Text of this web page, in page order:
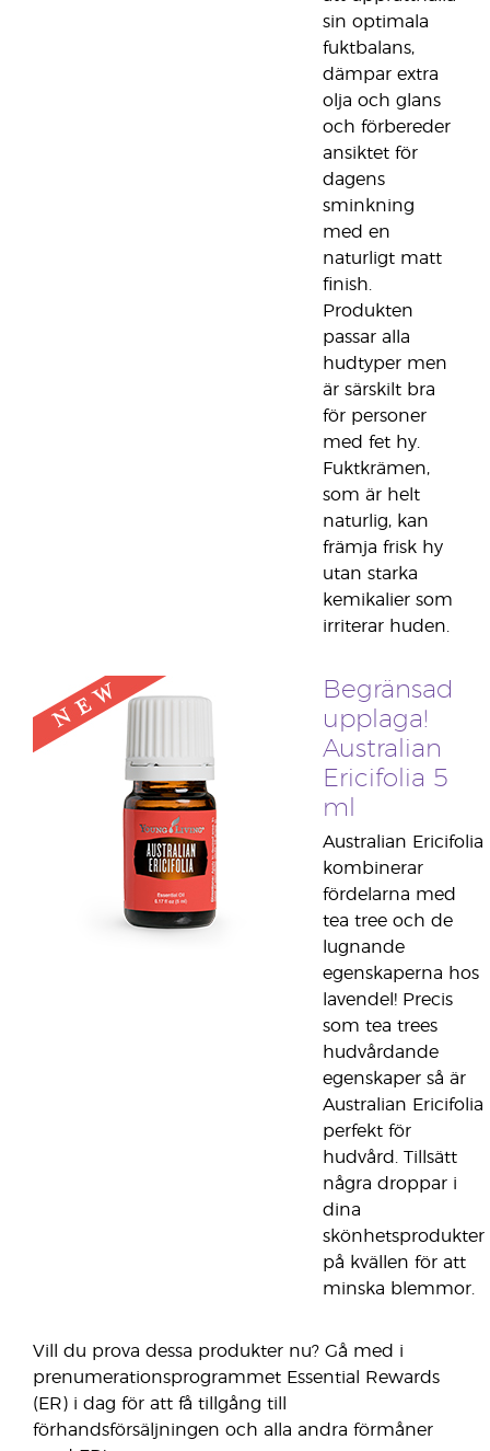
sin optimala
fuktbalans,
dämpar extra
olja och glans
och förbereder
ansiktet för
dagens
sminkning
med en
naturligt matt
finish.
Produkten
passar alla
hudtyper men
är särskilt bra
för personer
med fet hy.
Fuktkrämen,
som är helt
naturlig, kan
främja frisk hy
utan starka
kemikalier som
irriterar huden.
Begränsad
upplaga!
Australian
Ericifolia 5
ml
Australian Ericifolia
kombinerar
fördelarna med
tea tree och de
lugnande
egenskaperna hos
lavendel! Precis
som tea trees
hudvårdande
egenskaper så är
Australian Ericifolia
perfekt för
hudvård. Tillsätt
några droppar i
dina
skönhetsprodukter
på kvällen för att
minska blemmor.
Vill du prova dessa produkter nu? Gå med i
prenumerationsprogrammet Essential Rewards
(ER) i dag för att få tillgång till
förhandsförsäljningen och alla andra förmåner